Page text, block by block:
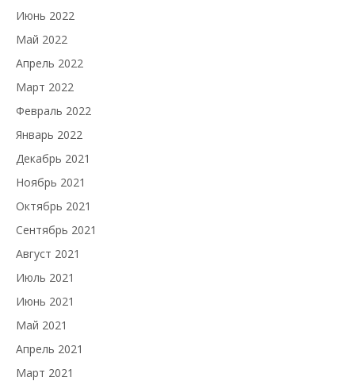
Июнь 2022
Май 2022
Апрель 2022
Март 2022
Февраль 2022
Январь 2022
Декабрь 2021
Ноябрь 2021
Октябрь 2021
Сентябрь 2021
Август 2021
Июль 2021
Июнь 2021
Май 2021
Апрель 2021
Март 2021